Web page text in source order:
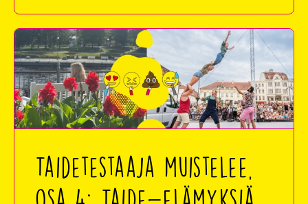
Taidetestaaja muistelee,
osa 4: Taide-elämyksiä